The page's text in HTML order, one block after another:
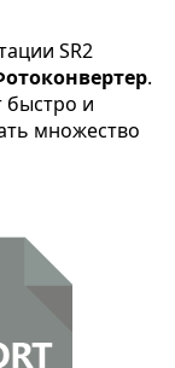
SR2
.
быстро и
множество